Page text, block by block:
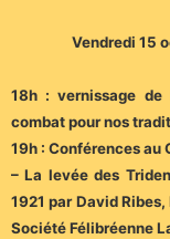
Vendredi 15
18h : vernissage de
combat pour nos
19h : Conférences au
– La levée des
1921 par David
Société Félibréenne